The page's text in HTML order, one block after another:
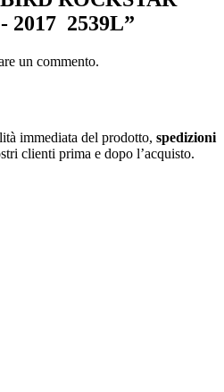
2017 2539L”
un commento.
immediata del prodotto, spedizioni
clienti prima e dopo l’acquisto.